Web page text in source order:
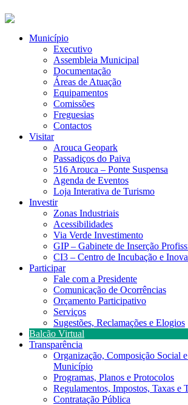
Município
Executivo
Assembleia Municipal
Documentação
Áreas de Atuação
Equipamentos
Comissões
Freguesias
Contactos
Visitar
Arouca Geopark
Passadiços do Paiva
516 Arouca – Ponte Suspensa
Agenda de Eventos
Loja Interativa de Turismo
Investir
Zonas Industriais
Acessibilidades
Via Verde Investimento
GIP – Gabinete de Inserção
CI3 – Centro de Incubação e
Participar
Fale com a Presidente
Comunicação de Ocorrências
Orçamento Participativo
Serviços
Sugestões, Reclamações e Elogios
Balcão Virtual
Transparência
Organização, Composição Social
Município
Programas, Planos e Protocolos
Regulamentos, Impostos, Taxas e
Contratação Pública